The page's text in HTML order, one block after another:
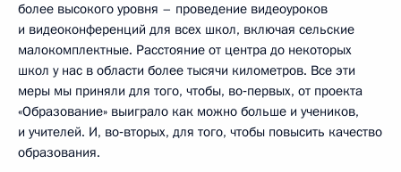
более высокого уровня – проведение видеоуроков
и видеоконференций для всех школ, включая сельские
малокомплектные. Расстояние от центра до некоторых
школ у нас в области более тысячи километров. Все эти
меры мы приняли для того, чтобы, во‑первых, от проекта
«Образование» выиграло как можно больше и учеников,
и учителей. И, во‑вторых, для того, чтобы повысить качество
образования.